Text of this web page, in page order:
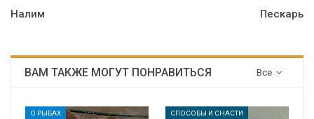
Налим Пескарь
Все
ВАМ ТАКЖЕ МОГУТ ПОНРАВИТЬСЯ
О РЫБАХ СПОСОБЫ И СНАСТИ